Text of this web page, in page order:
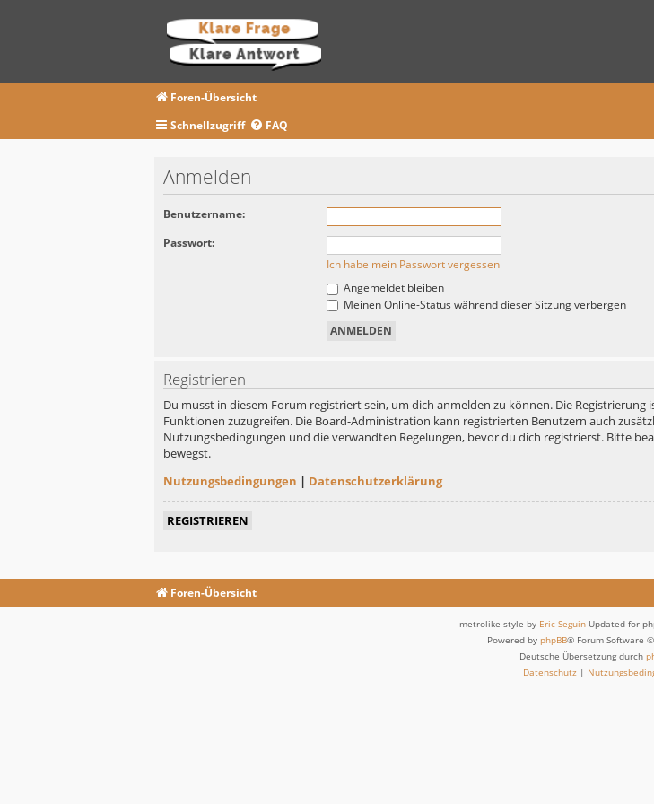
Foren-Übersicht
Schnellzugriff
FAQ
Anmelden
Benutzername:
Passwort:
Ich habe mein Passwort vergessen
Angemeldet bleiben
Meinen Online-Status während dieser Sitzung verbergen
Registrieren
Du musst in diesem Forum registriert sein, um dich anmelden zu können. Die
Funktionen zuzugreifen. Die Board-Administration kann registrierten Benutzern auch
Nutzungsbedingungen und die verwandten Regelungen, bevor du dich registrierst. Bitte
bewegst.
Nutzungsbedingungen | Datenschutzerklärung
REGISTRIEREN
Foren-Übersicht
metrolike style by Eric Seguin Updated for
Powered by phpBB® Forum Software
Deutsche Übersetzung durch
Datenschutz |